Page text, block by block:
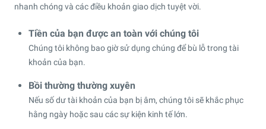
nhanh chóng và các điều khoản giao dịch tuyệt vời.
Tiền của bạn được an toàn với chúng tôi
Chúng tôi không bao giờ sử dụng chúng để bù lỗ trong tài
khoản của bạn.
Bồi thường thường xuyên
Nếu số dư tài khoản của bạn bị âm, chúng tôi sẽ khắc phục
hằng ngày hoặc sau các sự kiện kinh tế lớn.